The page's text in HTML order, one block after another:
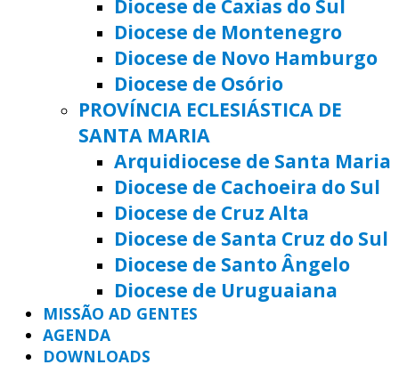
Diocese de Caxias do Sul
Diocese de Montenegro
Diocese de Novo Hamburgo
Diocese de Osório
PROVÍNCIA ECLESIÁSTICA DE
SANTA MARIA
Arquidiocese de Santa Maria
Diocese de Cachoeira do Sul
Diocese de Cruz Alta
Diocese de Santa Cruz do Sul
Diocese de Santo Ângelo
Diocese de Uruguaiana
MISSÃO AD GENTES
AGENDA
DOWNLOADS